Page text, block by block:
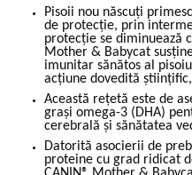
Pisoii nou născuți
de protecție, prin
protecție se diminuează
Mother & Babycat
imunitar sănătos al
acțiune dovedită
Această rețetă este de
grași omega-3 (DHA)
cerebrală și sănătatea
Datorită asocierii de
proteine cu grad ridicat